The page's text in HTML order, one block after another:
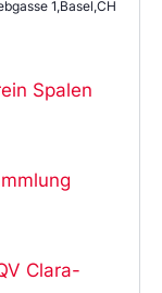
1,Basel,CH
Spalen
Clara-